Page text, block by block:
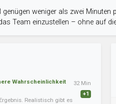
genügen weniger als zwei
Team einzustellen – ohne auf
Wahrscheinlichkeit
Realistisch gibt es
32 Min
+1